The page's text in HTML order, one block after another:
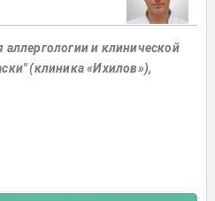
и клинической
(клиника «Ихилов»),